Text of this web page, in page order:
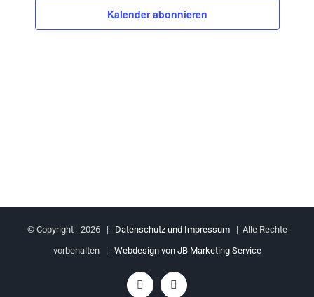
Kalender abonnieren
© Copyright - 2026 | Datenschutz und Impressum| Alle Rechte
vorbehalten | Webdesign von JB Marketing Service
FacebookYouTube